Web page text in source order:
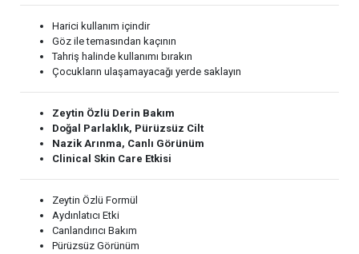
Harici kullanım içindir
Göz ile temasından kaçının
Tahriş halinde kullanımı bırakın
Çocukların ulaşamayacağı yerde saklayın
Zeytin Özlü Derin Bakım
Doğal Parlaklık, Pürüzsüz Cilt
Nazik Arınma, Canlı Görünüm
Clinical Skin Care Etkisi
Zeytin Özlü Formül
Aydınlatıcı Etki
Canlandırıcı Bakım
Pürüzsüz Görünüm